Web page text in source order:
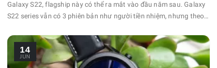
Galaxy S22, flagship này có thể ra mắt vào đầu năm sau. Galaxy
S22 series vẫn có 3 phiên bản như người tiền nhiệm, nhưng theo
cao cấp". Nguồn tin tiết lộ rằng Samsung đang có ý định chỉ sử
dụng mặt lưng kính cho mẫu Ultra, Galaxy S22 …
14
JUN